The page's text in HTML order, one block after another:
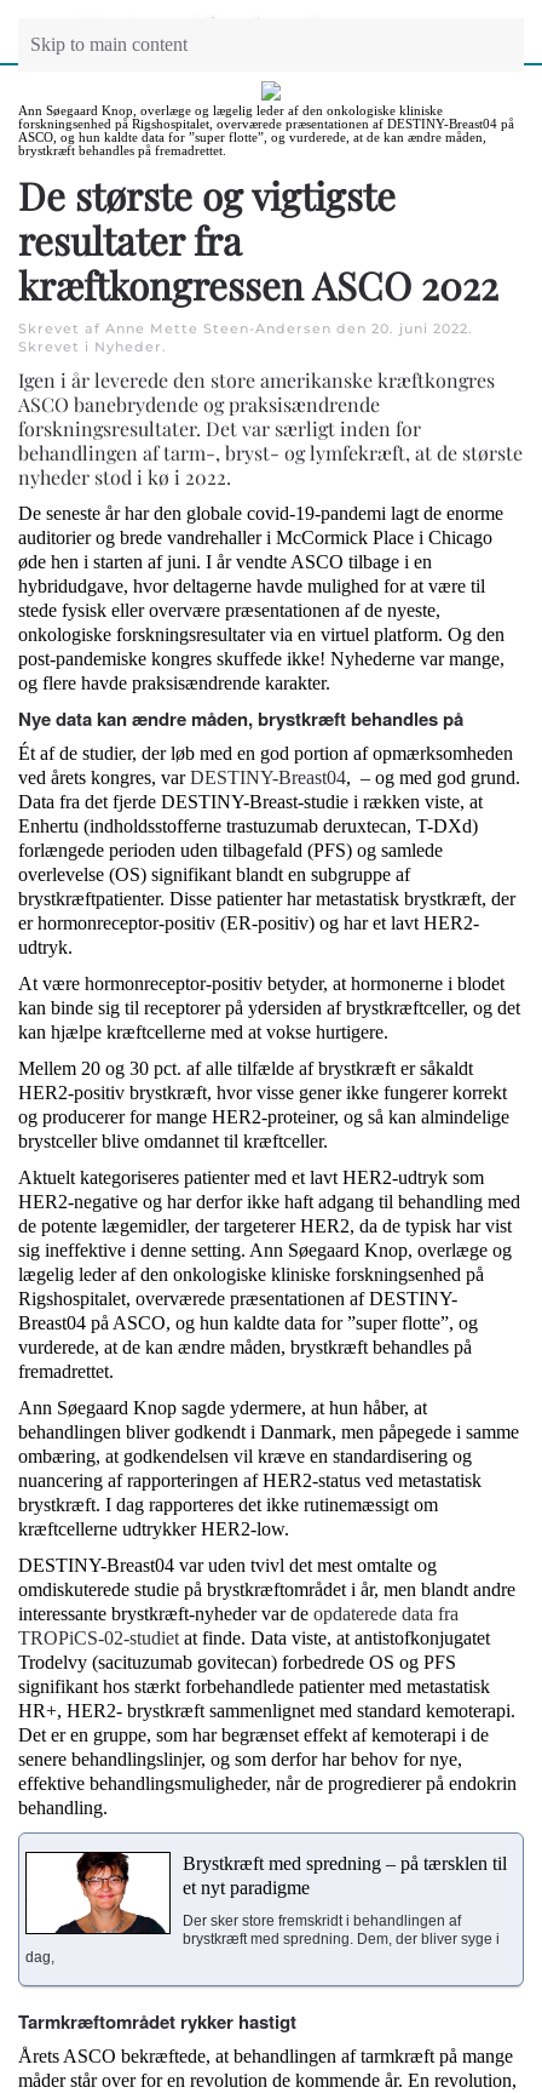
Skip to main content
Ann Søegaard Knop, overlæge og lægelig leder af den onkologiske kliniske
forskningsenhed på Rigshospitalet, overværede præsentationen af DESTINY-Breast04 på
ASCO, og hun kaldte data for ”super flotte”, og vurderede, at de kan ændre måden,
brystkræft behandles på fremadrettet.
De største og vigtigste
resultater fra
kræftkongressen ASCO 2022
Skrevet af Anne Mette Steen-Andersen den 20. juni 2022.
Skrevet i Nyheder.
Igen i år leverede den store amerikanske kræftkongres
ASCO banebrydende og praksisændrende
forskningsresultater. Det var særligt inden for
behandlingen af tarm-, bryst- og lymfekræft, at de største
nyheder stod i kø i 2022.
De seneste år har den globale covid-19-pandemi lagt de enorme
auditorier og brede vandrehaller i McCormick Place i Chicago
øde hen i starten af juni. I år vendte ASCO tilbage i en
hybridudgave, hvor deltagerne havde mulighed for at være til
stede fysisk eller overvære præsentationen af de nyeste,
onkologiske forskningsresultater via en virtuel platform. Og den
post-pandemiske kongres skuffede ikke! Nyhederne var mange,
og flere havde praksisændrende karakter.
Nye data kan ændre måden, brystkræft behandles på
Ét af de studier, der løb med en god portion af opmærksomheden
ved årets kongres, varDESTINY-Breast04, – og med god grund.
Data fra det fjerde DESTINY-Breast-studie i rækken viste, at
Enhertu (indholdsstofferne trastuzumab deruxtecan, T-DXd)
forlængede perioden uden tilbagefald (PFS) og samlede
overlevelse (OS) signifikant blandt en subgruppe af
brystkræftpatienter. Disse patienter har metastatisk brystkræft, der
er hormonreceptor-positiv (ER-positiv) og har et lavt HER2-
udtryk.
At være hormonreceptor-positiv betyder, at hormonerne i blodet
kan binde sig til receptorer på ydersiden af brystkræftceller, og det
kan hjælpe kræftcellerne med at vokse hurtigere.
Mellem 20 og 30 pct. af alle tilfælde af brystkræft er såkaldt
HER2-positiv brystkræft, hvor visse gener ikke fungerer korrekt
og producerer for mange HER2-proteiner, og så kan almindelige
brystceller blive omdannet til kræftceller.
Aktuelt kategoriseres patienter med et lavt HER2-udtryk som
HER2-negative og har derfor ikke haft adgang til behandling med
de potente lægemidler, der targeterer HER2, da de typisk har vist
sig ineffektive i denne setting. Ann Søegaard Knop, overlæge og
lægelig leder af den onkologiske kliniske forskningsenhed på
Rigshospitalet, overværede præsentationen af DESTINY-
Breast04 på ASCO, og hun kaldte data for ”super flotte”, og
vurderede, at de kan ændre måden, brystkræft behandles på
fremadrettet.
Ann Søegaard Knop sagde ydermere, at hun håber, at
behandlingen bliver godkendt i Danmark, men påpegede i samme
ombæring, at godkendelsen vil kræve en standardisering og
nuancering af rapporteringen af HER2-status ved metastatisk
brystkræft. I dag rapporteres det ikke rutinemæssigt om
kræftcellerne udtrykker HER2-low.
DESTINY-Breast04 var uden tvivl det mest omtalte og
omdiskuterede studie på brystkræftområdet i år, men blandt andre
interessante brystkræft-nyheder var de opdaterede data fra
TROPiCS-02-studiet at finde. Data viste, at antistofkonjugatet
Trodelvy (sacituzumab govitecan) forbedrede OS og PFS
signifikant hos stærkt forbehandlede patienter med metastatisk
HR+, HER2- brystkræft sammenlignet med standard kemoterapi.
Det er en gruppe, som har begrænset effekt af kemoterapi i de
senere behandlingslinjer, og som derfor har behov for nye,
effektive behandlingsmuligheder, når de progredierer på endokrin
behandling.
Brystkræft med spredning – på tærsklen til
et nyt paradigme
Der sker store fremskridt i behandlingen af
brystkræft med spredning. Dem, der bliver syge i
dag,
Tarmkræftområdet rykker hastigt
Årets ASCO bekræftede, at behandlingen af tarmkræft på mange
måder står over for en revolution de kommende år. En revolution,